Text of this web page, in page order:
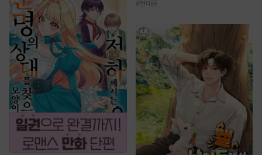
#현대물